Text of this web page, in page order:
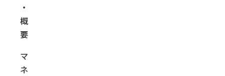
・
概
要
マ
ネ